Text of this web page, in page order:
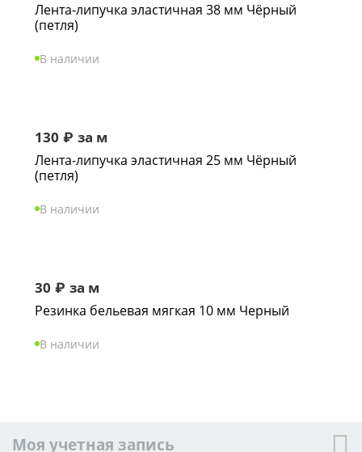
Лента-липучка эластичная 38 мм Чёрный
(петля)
В наличии
130 ₽ за м
Лента-липучка эластичная 25 мм Чёрный
(петля)
В наличии
30 ₽ за м
Резинка бельевая мягкая 10 мм Черный
В наличии
Моя учетная запись